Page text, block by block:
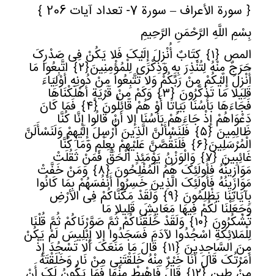
﴿ سورة الأعراف – سورة 7- تعداد آیات 206 ﴾
بِسْمِ اللَّهِ الرَّحْمَنِ الرَّحِیمِ
المص ﴿١﴾ کِتَابٌ أُنْزِلَ إِلَیْکَ فَلا یَکُنْ فِی صَدْرِکَ
حَرَجٌ مِنْهُ لِتُنْذِرَ بِهِ وَذِکْرَى لِلْمُؤْمِنِینَ﴿٢﴾ اتَّبِعُوا مَا
أُنْزِلَ إِلَیْکُمْ مِنْ رَبِّکُمْ وَلا تَتَّبِعُوا مِنْ دُونِهِ أَوْلِیَاءَ
قَلِیلا مَا تَذَکَّرُونَ﴿٣﴾ وَکَمْ مِنْ قَرْیَةٍ أَهْلَکْنَاهَا
فَجَاءَهَا بَأْسُنَا بَیَاتًا أَوْ هُمْ قَائِلُونَ﴿٤﴾ فَمَا کَانَ
دَعْوَاهُمْ إِذْ جَاءَهُمْ بَأْسُنَا إِلا أَنْ قَالُوا إِنَّا کُنَّا
ظَالِمِینَ﴿٥﴾ فَلَنَسْأَلَنَّ الَّذِینَ أُرْسِلَ إِلَیْهِمْ وَلَنَسْأَلَنَّ
الْمُرْسَلِینَ﴿٦﴾ فَلَنَقُصَّنَّ عَلَیْهِمْ بِعِلْمٍ وَمَا کُنَّا
غَائِبِینَ﴿٧﴾ وَالْوَزْنُ یَوْمَئِذٍ الْحَقُّ فَمَنْ ثَقُلَتْ
مَوَازِینُهُ فَأُولَئِکَ هُمُ الْمُفْلِحُونَ﴿٨﴾ وَمَنْ خَفَّتْ
مَوَازِینُهُ فَأُولَئِکَ الَّذِینَ خَسِرُوا أَنْفُسَهُمْ بِمَا کَانُوا
بِآیَاتِنَا یَظْلِمُونَ ﴿٩﴾ وَلَقَدْ مَکَّنَّاکُمْ فِی الأرْضِ
وَجَعَلْنَا لَکُمْ فِیهَا مَعَایِشَ قَلِیلا مَا
تَشْکُرُونَ ﴿١٠﴾ وَلَقَدْ خَلَقْنَاکُمْ ثُمَّ صَوَّرْنَاکُمْ ثُمَّ قُلْنَا
لِلْمَلائِکَةِ اسْجُدُوا لآدَمَ فَسَجَدُوا إِلا إِبْلِیسَ لَمْ یَکُنْ
مِنَ السَّاجِدِینَ﴿١١﴾ قَالَ مَا مَنَعَکَ أَلا تَسْجُدَ إِذْ
أَمَرْتُکَ قَالَ أَنَا خَیْرٌ مِنْهُ خَلَقْتَنِی مِنْ نَارٍ وَخَلَقْتَهُ